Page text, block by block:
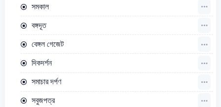
সমকাল
বঙ্গদূত
বেঙ্গল গেজেট
দিকদর্শন
সমাচার দর্পণ
সবুজপত্র